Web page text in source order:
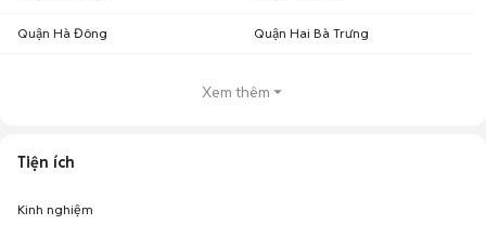
Quận Hà Đông Quận Hai Bà Trưng
Xem thêm
Tiện ích
Kinh nghiệm